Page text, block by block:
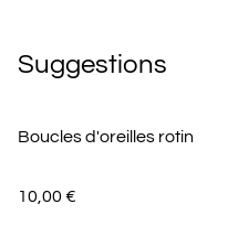
Suggestions
Boucles d'oreilles rotin
10,00 €